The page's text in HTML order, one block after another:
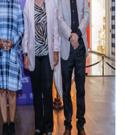
atentado a balazos en la
el sistema eléctrico ante
Colegio de Notarios hace
Festival de Plantas 2026
y Transformación Social al
se forman como agentes